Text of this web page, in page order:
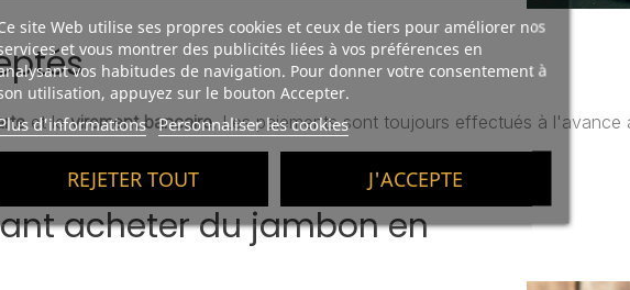
site Web utilise ses propres cookies et ceux de tiers pour améliorer nos
et vous montrer des publicités liées à vos préférences en
vos habitudes de navigation. Pour donner votre consentement à
utilisation, appuyez sur le bouton Accepter.
d'informations Personnaliser les cookies
REJETER TOUT J'ACCEPTE
et levirement bancaire. Les paiements sont toujours effectués à l'avance
acheter du jambon en